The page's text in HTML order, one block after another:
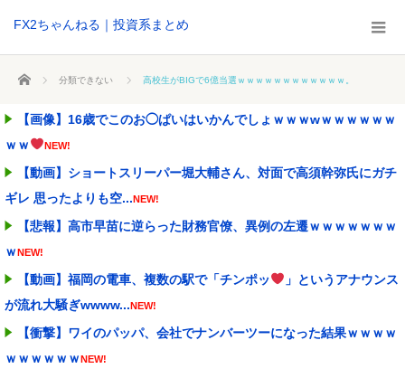
FX2ちゃんねる｜投資系まとめ
ホーム 分類できない 高校生がBIGで6億当選ｗｗｗｗｗｗｗｗｗｗｗｗ。
【画像】16歳でこのお◯ぱいはいかんでしょｗｗｗwｗｗｗｗｗｗ
ｗｗ
NEW!
【動画】ショートスリーパー堀大輔さん、対面で高須幹弥氏にガチ
ギレ 思ったよりも空...NEW!
【悲報】高市早苗に逆らった財務官僚、異例の左遷ｗｗｗｗｗｗｗ
ｗNEW!
【動画】福岡の電車、複数の駅で「チンポッ
」というアナウンス
が流れ大騒ぎwwww...NEW!
【衝撃】ワイのパッパ、会社でナンバーツーになった結果ｗｗｗｗ
ｗｗｗｗｗｗNEW!